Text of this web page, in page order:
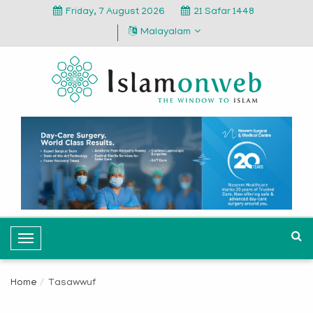
Friday, 7 August 2026
21 Safar 1448
Malayalam
T
o
Home Tasawwuf